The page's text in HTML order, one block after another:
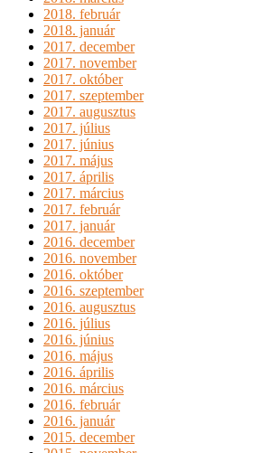
2018. február
2018. január
2017. december
2017. november
2017. október
2017. szeptember
2017. augusztus
2017. július
2017. június
2017. május
2017. április
2017. március
2017. február
2017. január
2016. december
2016. november
2016. október
2016. szeptember
2016. augusztus
2016. július
2016. június
2016. május
2016. április
2016. március
2016. február
2016. január
2015. december